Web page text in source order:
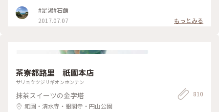
#足湯#石鹸
2017.07.07
もっとみる
茶寮都路里 祇園本店
サリョウツジリギオンホンテン
抹茶スイーツの金字塔
祇園・清水寺・銀閣寺・円山公園
810